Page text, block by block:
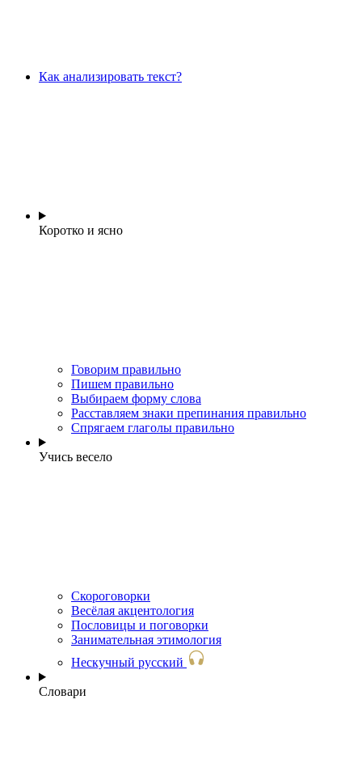
Как анализировать текст?
Коротко и ясно
Говорим правильно
Пишем правильно
Выбираем форму слова
Расставляем знаки препинания правильно
Спрягаем глаголы правильно
Учись весело
Скороговорки
Весёлая акцентология
Пословицы и поговорки
Занимательная этимология
Нескучный русский
Словари